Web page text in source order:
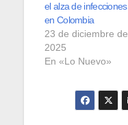
el alza de infecciones
en Colombia
23 de diciembre de
2025
En «Lo Nuevo»